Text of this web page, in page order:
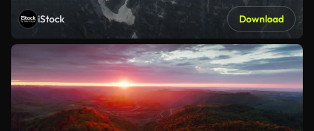
iStock Download